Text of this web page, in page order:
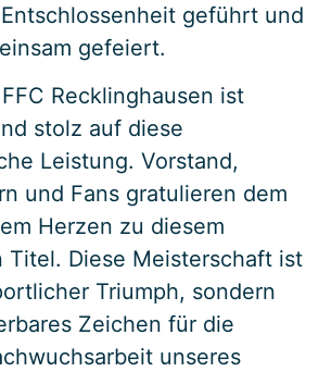
geführt und
gefeiert.
Recklinghausen ist
stolz auf diese
Leistung. Vorstand,
und Fans gratulieren dem
Herzen zu diesem
Titel. Diese Meisterschaft ist
Triumph, sondern
Zeichen für die
unseres